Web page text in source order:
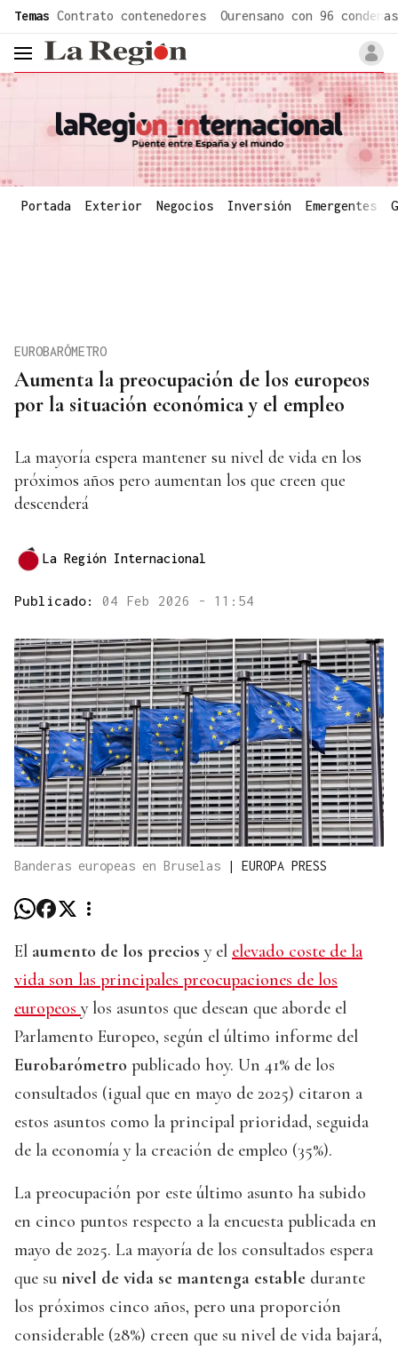
Temas Contrato contenedores Ourensano con 96 condenas
header.menu.open
Portada Exterior Negocios Inversión Emergentes
Aumenta la preocupación de los europeos
por la situación económica y el empleo
EUROBARÓMETRO
La mayoría espera mantener su nivel de vida en los
próximos años pero aumentan los que creen que
descenderá
La Región Internacional
Publicado: 04 Feb 2026 - 11:54
Banderas europeas en Bruselas | EUROPA PRESS
El aumento de los precios y el elevado coste de la
vida son las principales preocupaciones de los
europeos y los asuntos que desean que aborde el
Parlamento Europeo, según el último informe del
Eurobarómetro publicado hoy. Un 41% de los
consultados (igual que en mayo de 2025) citaron a
estos asuntos como la principal prioridad, seguida
de la economía y la creación de empleo (35%).
La preocupación por este último asunto ha subido
en cinco puntos respecto a la encuesta publicada en
mayo de 2025. La mayoría de los consultados espera
que su nivel de vida se mantenga estable durante
los próximos cinco años, pero una proporción
considerable (28%) creen que su nivel de vida bajará,